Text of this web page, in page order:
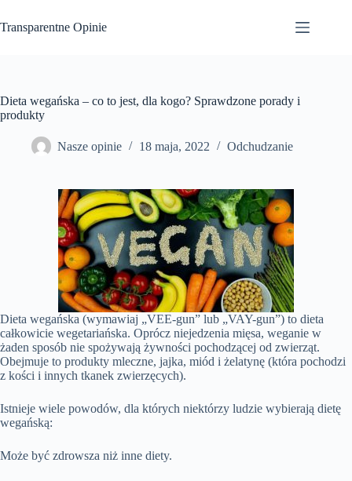
do
treści
Transparentne Opinie
Dieta wegańska – co to jest, dla kogo? Sprawdzone porady i
produkty
Nasze opinie 18 maja, 2022 Odchudzanie
Dieta wegańska (wymawiaj „VEE-gun” lub „VAY-gun”) to dieta
całkowicie wegetariańska. Oprócz niejedzenia mięsa, weganie w
żaden sposób nie spożywają żywności pochodzącej od zwierząt.
Obejmuje to produkty mleczne, jajka, miód i żelatynę (która pochodzi
z kości i innych tkanek zwierzęcych).
Istnieje wiele powodów, dla których niektórzy ludzie wybierają dietę
wegańską:
Może być zdrowsza niż inne diety.